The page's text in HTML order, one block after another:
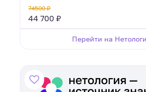
74500 ₽
44 700 ₽
Перейти на